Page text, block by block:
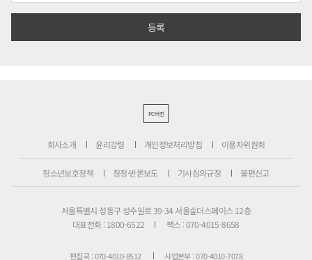
PC버전
회사소개 윤리강령 개인정보처리방침 이용자위원회
청소년보호정책 정정·반론보도 기사심의규정 불편신고
서울특별시 성동구 성수일로 39-34 서울숲더스페이스 12층
대표전화 : 1800-6522
팩스 : 070-4015-8658
편집국 : 070-4010-8512 사업본부 : 070-4010-7078